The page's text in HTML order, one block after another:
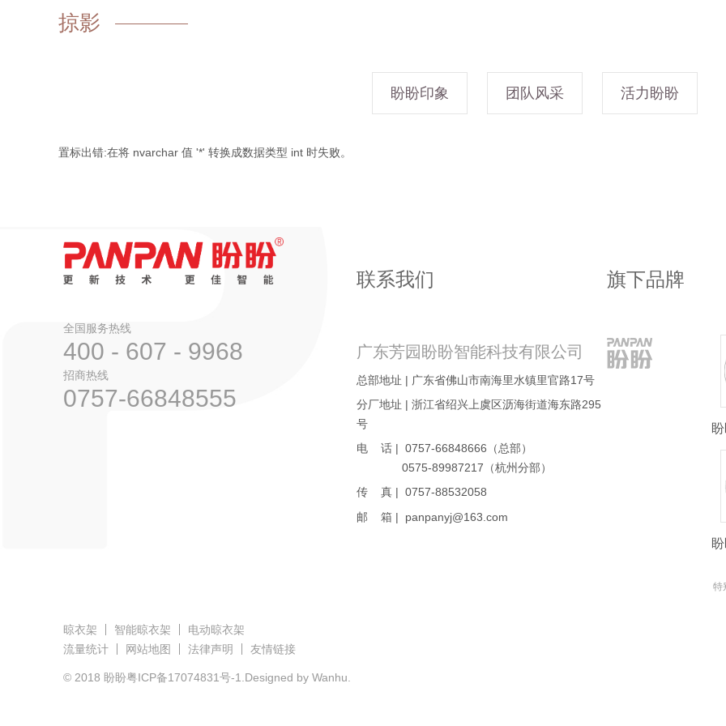
掠影
盼盼印象 团队风采 活力盼盼
置标出错:在将 nvarchar 值 '*' 转换成数据类型 int 时失败。
全国服务热线
400 - 607 - 9968
招商热线
0757-66848555
联系我们
广东芳园盼盼智能科技有限公司
总部地址 | 广东省佛山市南海里水镇里官路17号
分厂地址 | 浙江省绍兴上虞区沥海街道海东路295
号
电 话 | 0757-66848666（总部）
0575-89987217（杭州分部）
传 真 | 0757-88532058
邮 箱 | panpanyj@163.com
旗下品牌
特
晾衣架 智能晾衣架
电动晾衣架
流量统计
网站地图 法律声明 友情链接
© 2018 盼盼粤ICP备17074831号-1 .Designed by Wanhu.